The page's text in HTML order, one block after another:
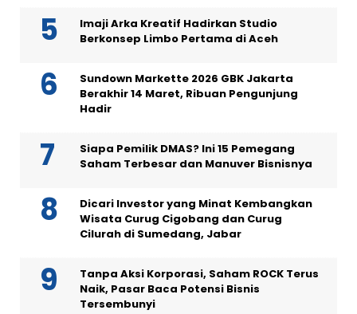
Imaji Arka Kreatif Hadirkan Studio
Berkonsep Limbo Pertama di Aceh
Sundown Markette 2026 GBK Jakarta
Berakhir 14 Maret, Ribuan Pengunjung
Hadir
Siapa Pemilik DMAS? Ini 15 Pemegang
Saham Terbesar dan Manuver Bisnisnya
Dicari Investor yang Minat Kembangkan
Wisata Curug Cigobang dan Curug
Cilurah di Sumedang, Jabar
Tanpa Aksi Korporasi, Saham ROCK Terus
Naik, Pasar Baca Potensi Bisnis
Tersembunyi